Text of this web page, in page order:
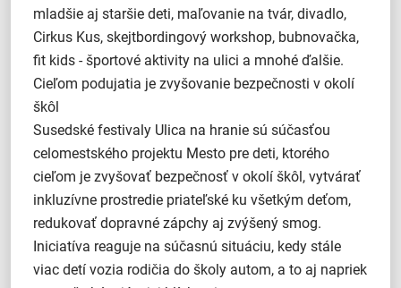
mladšie aj staršie deti, maľovanie na tvár, divadlo,
Cirkus Kus, skejtbordingový workshop, bubnovačka,
fit kids - športové aktivity na ulici a mnohé ďalšie.
Cieľom podujatia je zvyšovanie bezpečnosti v okolí
škôl
Susedské festivaly Ulica na hranie sú súčasťou
celomestského projektu Mesto pre deti, ktorého
cieľom je zvyšovať bezpečnosť v okolí škôl, vytvárať
inkluzívne prostredie priateľské ku všetkým deťom,
redukovať dopravné zápchy aj zvýšený smog.
Iniciatíva reaguje na súčasnú situáciu, kedy stále
viac detí vozia rodičia do školy autom, a to aj napriek